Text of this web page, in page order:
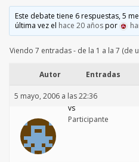
Entrar
Este debate tiene 6 respuestas, 5
última vez el hace 20 añospor
Viendo 7 entradas - de la 1 a la 7 (de
Autor Entradas
5 mayo, 2006 a las 22:36
vs
Participante